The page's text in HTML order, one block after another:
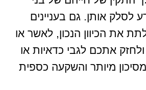
לסלק אותן. גם בעניינים
את הכיוון הנכון, לאשר או
אתכם לגבי כדאיות או
מיותר והשקעה כספית